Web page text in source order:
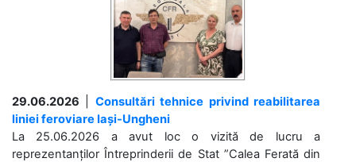
29.06.2026
Consultări tehnice privind reabilitarea
liniei feroviare Iași-Ungheni
La 25.06.2026 a avut loc o vizită de lucru a
reprezentanților Întreprinderii de Stat ”Calea Ferată din